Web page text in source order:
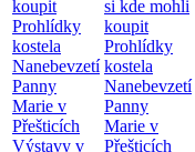
koupit
Prohlídky
kostela
Nanebevzetí
Panny
Marie v
Přešticích
Výstavy v
si kde mohli
koupit
Prohlídky
kostela
Nanebevzetí
Panny
Marie v
Přešticích